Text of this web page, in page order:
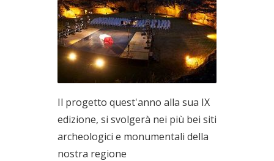
Il progetto quest'anno alla sua IX
edizione, si svolgerà nei più bei siti
archeologici e monumentali della
nostra regione